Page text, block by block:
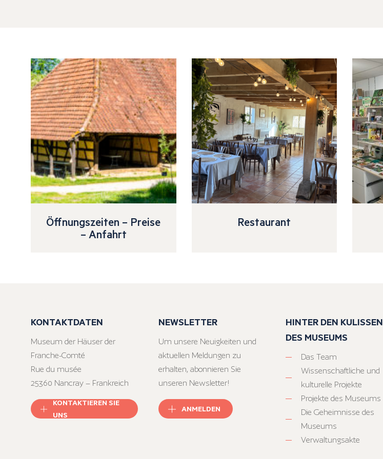
Öffnungszeiten – Preise
– Anfahrt
Restaurant
KONTAKTDATEN
Museum der Häuser der
Franche-Comté
Rue du musée
25360 Nancray – Frankreich
KONTAKTIEREN SIE
UNS
NEWSLETTER
Um unsere Neuigkeiten und
aktuellen Meldungen zu
erhalten, abonnieren Sie
unseren Newsletter!
ANMELDEN
HINTER DEN KULISSEN
DES MUSEUMS
Das Team
Wissenschaftliche und
kulturelle Projekte
Projekte des Museums
Die Geheimnisse des
Museums
Verwaltungsakte